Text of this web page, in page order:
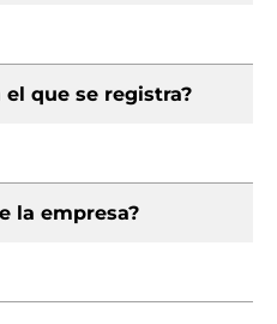
el que se registra?
la empresa?